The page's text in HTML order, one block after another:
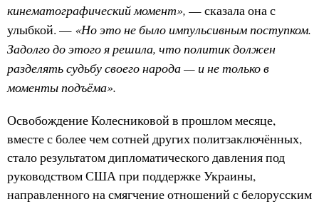
кинематографический момент», — сказала она с
улыбкой. — «Но это не было импульсивным поступком.
Задолго до этого я решила, что политик должен
разделять судьбу своего народа — и не только в
моменты подъёма».
Освобождение Колесниковой в прошлом месяце,
вместе с более чем сотней других политзаключённых,
стало результатом дипломатического давления под
руководством США при поддержке Украины,
направленного на смягчение отношений с белорусским